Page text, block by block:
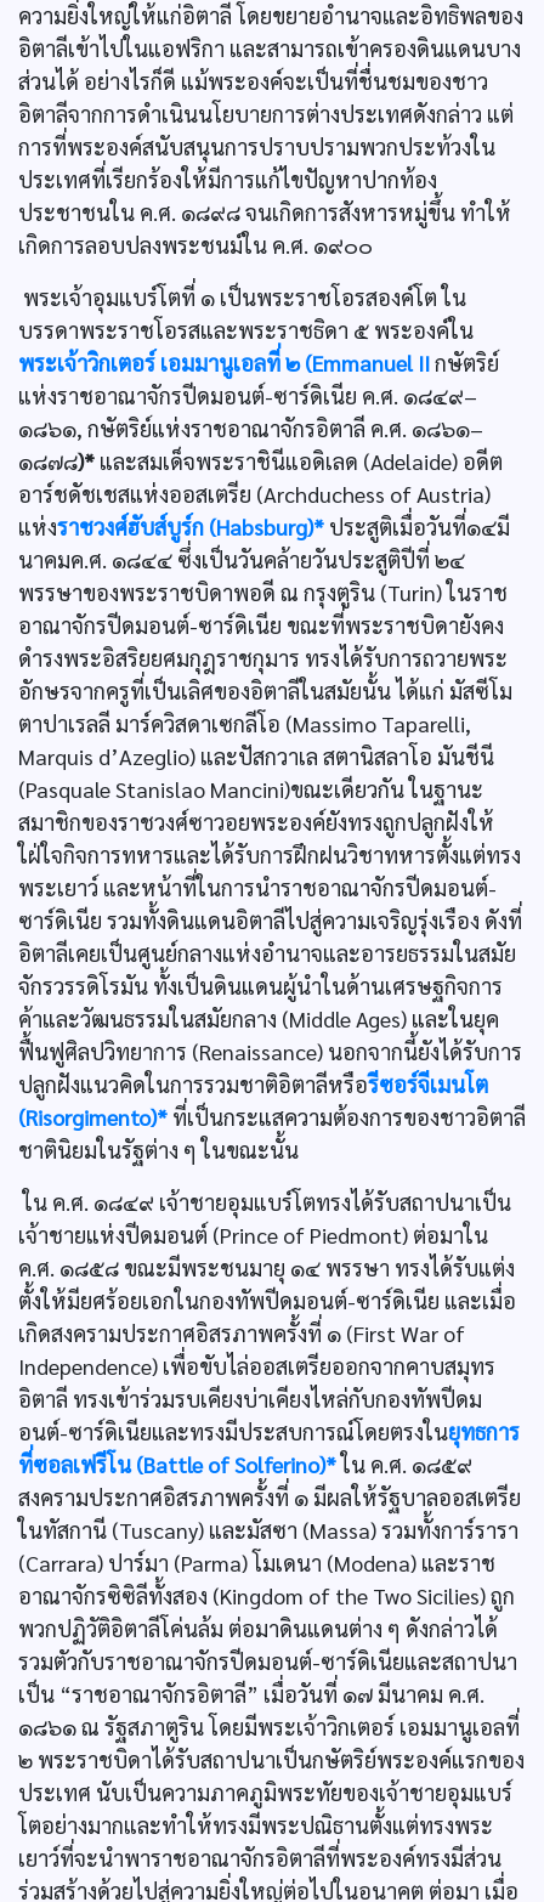
ความยิ่งใหญ่ให้แก่อิตาลี โดยขยายอำนาจและอิทธิพลของ
อิตาลีเข้าไปในแอฟริกา และสามารถเข้าครองดินแดนบาง
ส่วนได้ อย่างไรก็ดี แม้พระองค์จะเป็นที่ชื่นชมของชาว
อิตาลีจากการดำเนินนโยบายการต่างประเทศดังกล่าว แต่
การที่พระองค์สนับสนุนการปราบปรามพวกประท้วงใน
ประเทศที่เรียกร้องให้มีการแก้ไขปัญหาปากท้อง
ประชาชนใน ค.ศ. ๑๘๙๘ จนเกิดการสังหารหมู่ขึ้น ทำให้
เกิดการลอบปลงพระชนม์ใน ค.ศ. ๑๙๐๐
พระเจ้าอุมแบร์โตที่ ๑ เป็นพระราชโอรสองค์โต ใน
บรรดาพระราชโอรสและพระราชธิดา ๕ พระองค์ใน
พระเจ้าวิกเตอร์ เอมมานูเอลที่ ๒ (Emmanuel IIกษัตริย์
แห่งราชอาณาจักรปีดมอนต์-ซาร์ดิเนีย ค.ศ. ๑๘๔๙–
๑๘๖๑, กษัตริย์แห่งราชอาณาจักรอิตาลี ค.ศ. ๑๘๖๑–
๑๘๗๘)* และสมเด็จพระราชินีแอดิเลด (Adelaide) อดีต
อาร์ชดัชเชสแห่งออสเตรีย (Archduchess of Austria)
แห่งราชวงศ์ฮับส์บูร์ก (Habsburg)* ประสูติเมื่อวันที่๑๔มี
นาคมค.ศ. ๑๘๔๔ ซึ่งเป็นวันคล้ายวันประสูติปีที่ ๒๔
พรรษาของพระราชบิดาพอดี ณ กรุงตูริน (Turin) ในราช
อาณาจักรปีดมอนต์-ซาร์ดิเนีย ขณะที่พระราชบิดายังคง
ดำรงพระอิสริยยศมกุฎราชกุมาร ทรงได้รับการถวายพระ
อักษรจากครูที่เป็นเลิศของอิตาลีในสมัยนั้น ได้แก่ มัสซีโม
ตาปาเรลลี มาร์ควิสดาเซกลีโอ (Massimo Taparelli,
Marquis d’Azeglio) และปัสกวาเล สตานิสลาโอ มันชีนี
(Pasquale Stanislao Mancini)ขณะเดียวกัน ในฐานะ
สมาชิกของราชวงศ์ซาวอยพระองค์ยังทรงถูกปลูกฝังให้
ใฝ่ใจกิจการทหารและได้รับการฝึกฝนวิชาทหารตั้งแต่ทรง
พระเยาว์ และหน้าที่ในการนำราชอาณาจักรปีดมอนต์-
ซาร์ดิเนีย รวมทั้งดินแดนอิตาลีไปสู่ความเจริญรุ่งเรือง ดังที่
อิตาลีเคยเป็นศูนย์กลางแห่งอำนาจและอารยธรรมในสมัย
จักรวรรดิโรมัน ทั้งเป็นดินแดนผู้นำในด้านเศรษฐกิจการ
ค้าและวัฒนธรรมในสมัยกลาง (Middle Ages) และในยุค
ฟื้นฟูศิลปวิทยาการ (Renaissance) นอกจากนี้ยังได้รับการ
ปลูกฝังแนวคิดในการรวมชาติอิตาลีหรือรีซอร์จีเมนโต
(Risorgimento)* ที่เป็นกระแสความต้องการของชาวอิตาลี
ชาตินิยมในรัฐต่าง ๆ ในขณะนั้น
ใน ค.ศ. ๑๘๔๙ เจ้าชายอุมแบร์โตทรงได้รับสถาปนาเป็น
เจ้าชายแห่งปีดมอนต์ (Prince of Piedmont) ต่อมาใน
ค.ศ. ๑๘๕๘ ขณะมีพระชนมายุ ๑๔ พรรษา ทรงได้รับแต่ง
ตั้งให้มียศร้อยเอกในกองทัพปีดมอนต์-ซาร์ดิเนีย และเมื่อ
เกิดสงครามประกาศอิสรภาพครั้งที่ ๑ (First War of
Independence) เพื่อขับไล่ออสเตรียออกจากคาบสมุทร
อิตาลี ทรงเข้าร่วมรบเคียงบ่าเคียงไหล่กับกองทัพปีดม
อนต์-ซาร์ดิเนียและทรงมีประสบการณ์โดยตรงในยุทธการ
ที่ซอลเฟรีโน (Battle of Solferino)*ใน ค.ศ. ๑๘๕๙
สงครามประกาศอิสรภาพครั้งที่ ๑ มีผลให้รัฐบาลออสเตรีย
ในทัสกานี (Tuscany) และมัสซา (Massa) รวมทั้งการ์รารา
(Carrara) ปาร์มา (Parma) โมเดนา (Modena) และราช
อาณาจักรซิซิลีทั้งสอง (Kingdom of the Two Sicilies) ถูก
พวกปฏิวัติอิตาลีโค่นล้ม ต่อมาดินแดนต่าง ๆ ดังกล่าวได้
รวมตัวกับราชอาณาจักรปีดมอนต์-ซาร์ดิเนียและสถาปนา
เป็น “ราชอาณาจักรอิตาลี” เมื่อวันที่ ๑๗ มีนาคม ค.ศ.
๑๘๖๑ ณ รัฐสภาตูริน โดยมีพระเจ้าวิกเตอร์ เอมมานูเอลที่
๒ พระราชบิดาได้รับสถาปนาเป็นกษัตริย์พระองค์แรกของ
ประเทศ นับเป็นความภาคภูมิพระทัยของเจ้าชายอุมแบร์
โตอย่างมากและทำให้ทรงมีพระปณิธานตั้งแต่ทรงพระ
เยาว์ที่จะนำพาราชอาณาจักรอิตาลีที่พระองค์ทรงมีส่วน
ร่วมสร้างด้วยไปสู่ความยิ่งใหญ่ต่อไปในอนาคต ต่อมา เมื่อ